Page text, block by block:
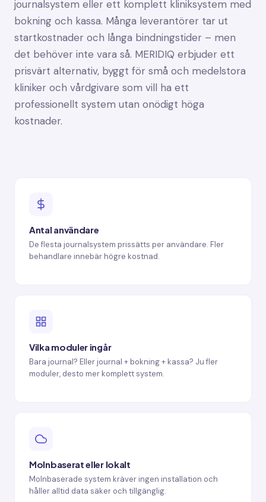
journalsystem eller ett komplett kliniksystem med
bokning och kassa. Många leverantörer tar ut
startkostnader och långa bindningstider – men
det behöver inte vara så. MERIDIQ erbjuder ett
prisvärt alternativ, byggt för små och medelstora
kliniker och vårdgivare som vill ha ett
professionellt system utan onödigt höga
kostnader.
Antal användare
De flesta journalsystem prissätts per användare. Fler
behandlare innebär högre kostnad.
Vilka moduler ingår
Bara journal? Eller journal + bokning + kassa? Ju fler
moduler, desto mer komplett system.
Molnbaserat eller lokalt
Molnbaserade system kräver ingen installation och
håller alltid data säker och tillgänglig.